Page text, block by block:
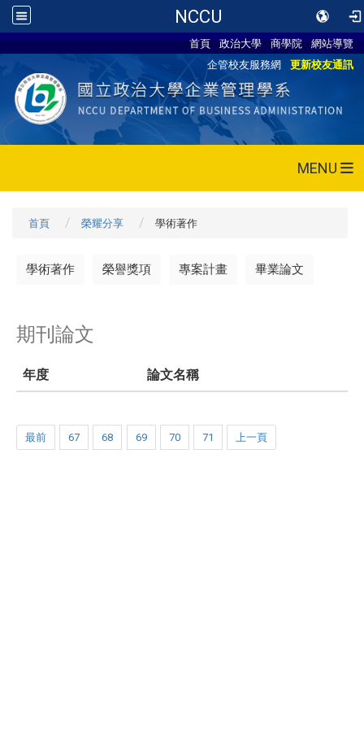
NCCU
首頁 政治大學 商學院
網站導覽
企管校友服務網
更新校友通訊
MENU
首頁 榮耀分享 學術著作
學術著作 榮譽獎項 專案計畫 畢業論文
期刊論文
年度 論文名稱
最前 67 68 69 70 71 上一頁